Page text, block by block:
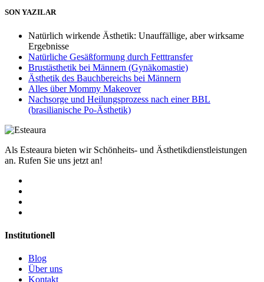
SON YAZILAR
Natürlich wirkende Ästhetik: Unauffällige, aber wirksame
Ergebnisse
Natürliche Gesäßformung durch Fetttransfer
Brustästhetik bei Männern (Gynäkomastie)
Ästhetik des Bauchbereichs bei Männern
Alles über Mommy Makeover
Nachsorge und Heilungsprozess nach einer BBL
(brasilianische Po-Ästhetik)
Als Esteaura bieten wir Schönheits- und Ästhetikdienstleistungen
an. Rufen Sie uns jetzt an!
Institutionell
Blog
Über uns
Kontakt